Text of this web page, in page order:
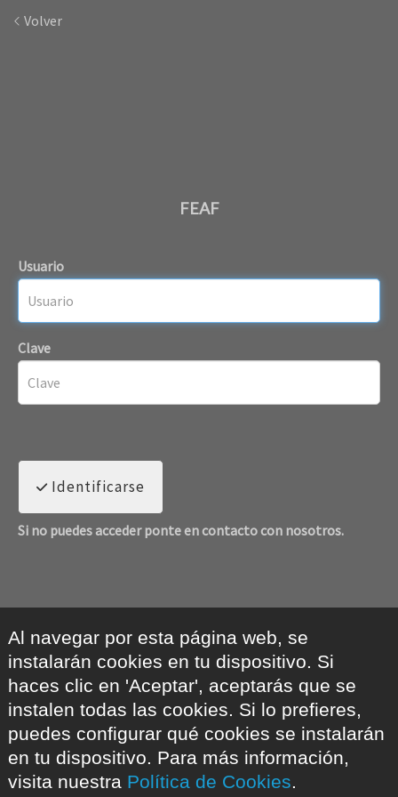
Volver
FEAF
Usuario
Clave
Identificarse
Si no puedes acceder ponte en contacto con nosotros.
Al navegar por esta página web, se
instalarán cookies en tu dispositivo. Si
haces clic en 'Aceptar', aceptarás que se
instalen todas las cookies. Si lo prefieres,
puedes configurar qué cookies se instalarán
en tu dispositivo. Para más información,
visita nuestra Política de Cookies.